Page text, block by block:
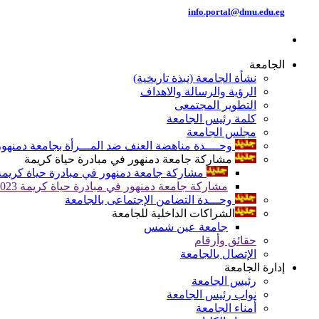
info.portal@dmu.edu.eg
الجامعة
نشأة الجامعة (نبذة تاريخية)
الرؤية والرسالة والاهداف
التطوير المجتمعى
كلمة رئيس الجامعة
مجلس الجامعة
وحــــدة مناهضة العنف ضد المـــرأة بجامعة
مشاركة جامعة دمنهور في مبادرة حياة كريمة
مشاركة جامعة دمنهور في مبادرة حياة كريمة
مشاركة جامعة دمنهور في مبادرة حياة كريمة 2023
وحـــدة التضامن الإجتماعى بالجامعة
الشراكات الداخلية للجامعة
جامعة عين شمس
حقائق وأرقام
الإتصال بالجامعة
إدارة الجامعة
رئيس الجامعة
نواب رئيس الجامعة
أمناء الجامعة